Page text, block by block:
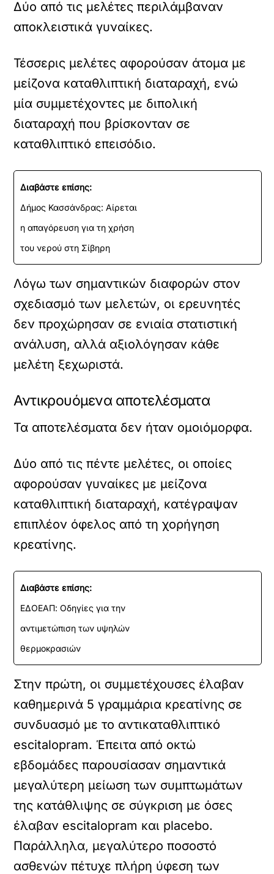
Δύο από τις μελέτες περιλάμβαναν
αποκλειστικά γυναίκες.
Τέσσερις μελέτες αφορούσαν άτομα με
μείζονα καταθλιπτική διαταραχή, ενώ
μία συμμετέχοντες με διπολική
διαταραχή που βρίσκονταν σε
καταθλιπτικό επεισόδιο.
Διαβάστε επίσης:
Δήμος Κασσάνδρας: Αίρεται
η απαγόρευση για τη χρήση
του νερού στη Σίβηρη
Λόγω των σημαντικών διαφορών στον
σχεδιασμό των μελετών, οι ερευνητές
δεν προχώρησαν σε ενιαία στατιστική
ανάλυση, αλλά αξιολόγησαν κάθε
μελέτη ξεχωριστά.
Αντικρουόμενα αποτελέσματα
Τα αποτελέσματα δεν ήταν ομοιόμορφα.
Δύο από τις πέντε μελέτες, οι οποίες
αφορούσαν γυναίκες με μείζονα
καταθλιπτική διαταραχή, κατέγραψαν
επιπλέον όφελος από τη χορήγηση
κρεατίνης.
Διαβάστε επίσης:
ΕΔΟΕΑΠ: Οδηγίες για την
αντιμετώπιση των υψηλών
θερμοκρασιών
Στην πρώτη, οι συμμετέχουσες έλαβαν
καθημερινά 5 γραμμάρια κρεατίνης σε
συνδυασμό με το αντικαταθλιπτικό
escitalopram. Έπειτα από οκτώ
εβδομάδες παρουσίασαν σημαντικά
μεγαλύτερη μείωση των συμπτωμάτων
της κατάθλιψης σε σύγκριση με όσες
έλαβαν escitalopram και placebo.
Παράλληλα, μεγαλύτερο ποσοστό
ασθενών πέτυχε πλήρη ύφεση των